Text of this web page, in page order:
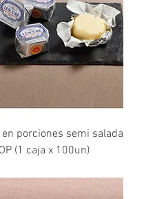
porciones semi salada
(1 caja x 100un)